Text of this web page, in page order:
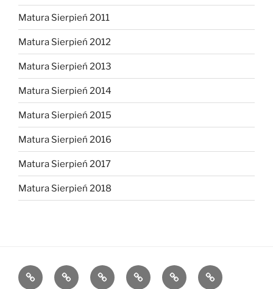
Matura Sierpień 2011
Matura Sierpień 2012
Matura Sierpień 2013
Matura Sierpień 2014
Matura Sierpień 2015
Matura Sierpień 2016
Matura Sierpień 2017
Matura Sierpień 2018
Strona Dlaczego
O
Opinie Kontakt Chce